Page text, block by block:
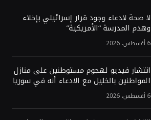
لا صحة لادعاء وجود قرار إسرائيلي بإخلاء
وهدم المدرسة “الأمريكية”
6 أغسطس، 2026
انتشار فيديو لهجوم مستوطنين على منازل
المواطنين بالخليل مع الادعاء أنه في سوريا
6 أغسطس، 2026